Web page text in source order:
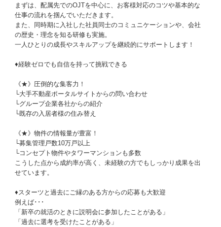
まずは、配属先でのOJTを中心に、お客様対応のコツや基本的な
仕事の流れを掴んでいただきます。
また、同時期に入社した社員同士のコミュニケーションや、会社
の歴史・理念を知る研修も実施。
一人ひとりの成長やスキルアップを継続的にサポートします！
♦経験ゼロでも自信を持って挑戦できる
《★》圧倒的な集客力！
└大手不動産ポータルサイトからの問い合わせ
└グループ企業各社からの紹介
└既存の入居者様の住み替え
《★》物件の情報量が豊富！
└募集管理戸数10万戸以上
└コンセプト物件やタワーマンションも多数
こうした点から成約率が高く、未経験の方でもしっかり成果を出
せています。
♦スターツと過去にご縁のある方からの応募も大歓迎
例えば･･･
「新卒の就活のときに説明会に参加したことがある」
「過去に選考を受けたことがある」